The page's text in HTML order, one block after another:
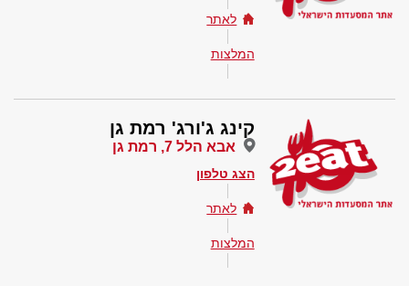
לאתר
המלצות
קינג ג'ורג' רמת גן
אבא הלל 7, רמת גן
הצג טלפון
לאתר
המלצות